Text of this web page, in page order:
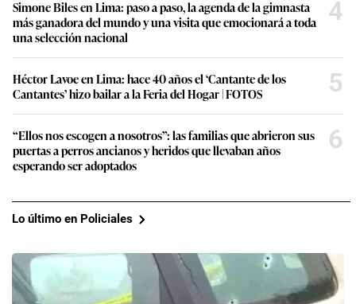
Simone Biles en Lima: paso a paso, la agenda de la gimnasta
más ganadora del mundo y una visita que emocionará a toda
una selección nacional
4
Héctor Lavoe en Lima: hace 40 años el ‘Cantante de los
Cantantes’ hizo bailar a la Feria del Hogar | FOTOS
5
“Ellos nos escogen a nosotros”: las familias que abrieron sus
puertas a perros ancianos y heridos que llevaban años
esperando ser adoptados
6
Lo último en Policiales